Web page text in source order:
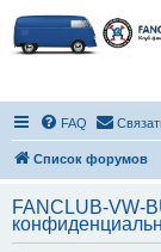
FAQ
Список форумов
FANCLUB-VW-